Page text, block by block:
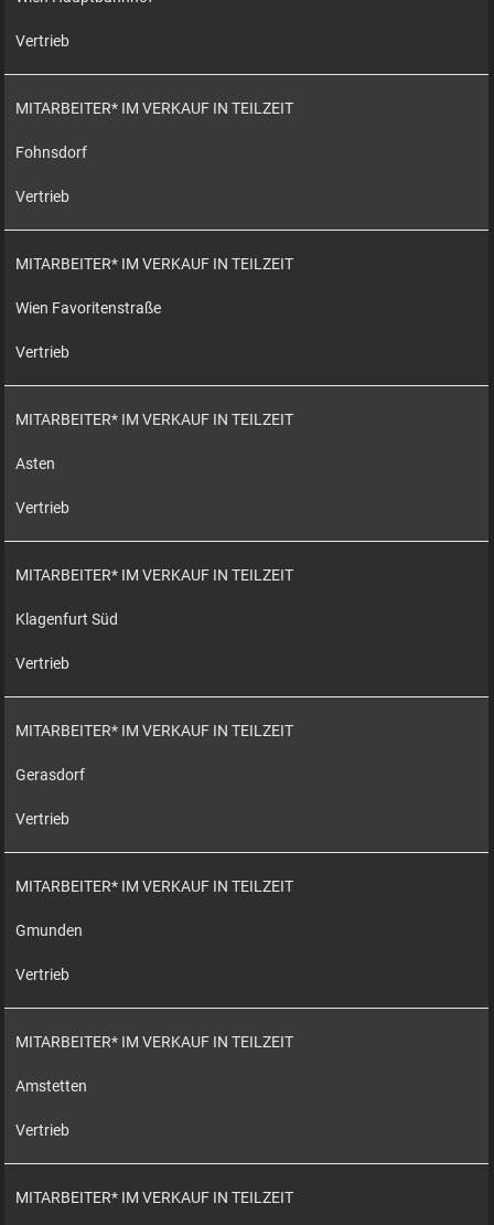
Vertrieb
MITARBEITER* IM VERKAUF IN TEILZEIT
Fohnsdorf
Vertrieb
MITARBEITER* IM VERKAUF IN TEILZEIT
Wien Favoritenstraße
Vertrieb
MITARBEITER* IM VERKAUF IN TEILZEIT
Asten
Vertrieb
MITARBEITER* IM VERKAUF IN TEILZEIT
Klagenfurt Süd
Vertrieb
MITARBEITER* IM VERKAUF IN TEILZEIT
Gerasdorf
Vertrieb
MITARBEITER* IM VERKAUF IN TEILZEIT
Gmunden
Vertrieb
MITARBEITER* IM VERKAUF IN TEILZEIT
Amstetten
Vertrieb
MITARBEITER* IM VERKAUF IN TEILZEIT